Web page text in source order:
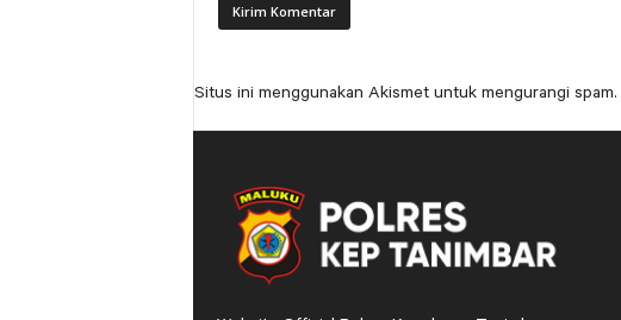
Situs ini menggunakan Akismet untuk mengurangi spam.